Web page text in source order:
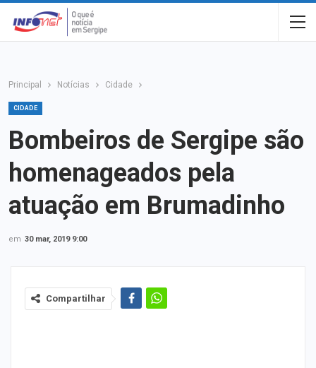
Principal Notícias Cidade
CIDADE
Bombeiros de Sergipe são
homenageados pela
atuação em Brumadinho
em 30 mar, 2019 9:00
Compartilhar